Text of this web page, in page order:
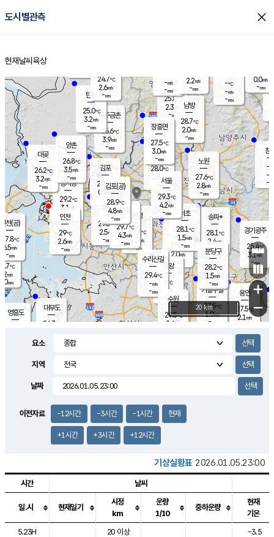
도시별관측 close
홈
현재날씨 육상
의도
℃
m/s
mm
영흥도
양주
25.8℃
2.3
-mm
과천
27.8℃
2.0m/s
- mm
용인
27.5℃
2.1 m/s
경기광주
25.4℃
3.1m/s
-mm
1.6m/s
대부도
24.3
14.5
경서동
29.2℃
3.1 m/s
-mm
파주금촌
26.6℃
3.9m/s
-mm
-℃
-m/s
-mm
대곶
26.2℃
3.2m/s
-mm
창
-
-m/
-
탄현
25.0℃
3.2m/s
-mm
0.0m/s
-mm
의왕
- ℃
m/s
mm
김포
29.0℃
0.9 m/s
mm
광명
29.7 ℃
2.3 m/s
-mm
부천
29.5℃
2.5m/s
-mm
양촌
26.8℃
3.5m/s
-mm
구로
29.7℃
4.3m/s
-mm
은평
28.0℃
2.8 m/s
- mm
노원
27.6℃
2.8m/s
-mm
송파*
28.1℃
2.4m/s
-mm
서초
28.1℃
1.5m/s
-mm
남방
28.7℃
2.0m/s
-mm
기흥구갈
27.5℃
1.9m/s
-
수리산길
29.4℃
-m/s
-mm
분당구
28.2℃
1.5m/s
-mm
장흥면
27.5℃
3.0m/s
-mm
-m/s
-mm
인천(공)
27.8℃
6.5m/s
-mm
김포(공)
28.9℃
4.8m/s
-mm
수원
29.5℃
2.4 m/s
인천
29℃
2.6m/s
-mm
서울
29.3℃
4.2m/s
-mm
24.7℃
2.6m/s
-mm
2.2m/s
-mm
+
−
20 km
요소
지역
날짜
이전자료 -12시간 -3시간 -1시간 현재
+1시간 +3시간 +12시간
기상실황표 2026.01.05.23:00
도시별 기상실황표로 지점, 날씨, 기온, 강수, 바람, 기압등을 안내한 표입
시간 날씨
일.시 현재일기
시정
km
운량
1/10
중하운량
현재
기온
5.23H
20 이상
-3.5